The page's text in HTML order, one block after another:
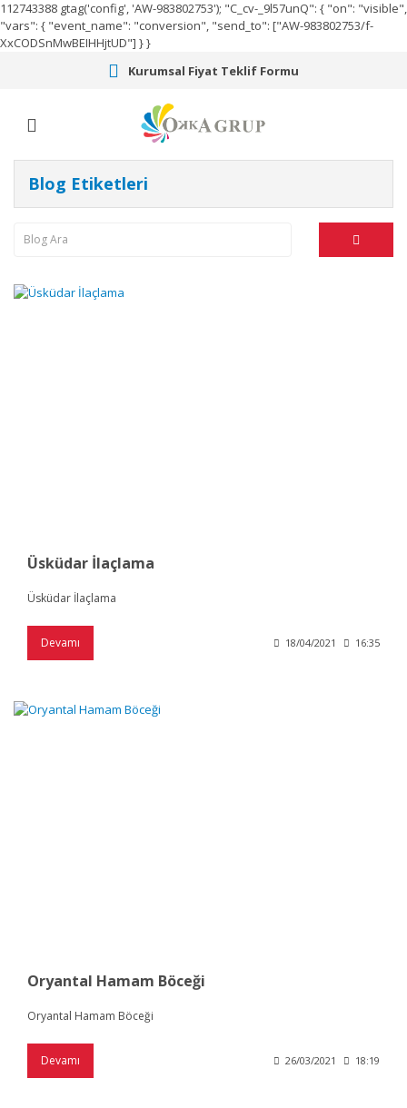
112743388 gtag('config', 'AW-983802753'); "C_cv-_9l57unQ": { "on": "visible",
"vars": { "event_name": "conversion", "send_to": ["AW-983802753/f-
XxCODSnMwBEIHHjtUD"] } }
Kurumsal Fiyat Teklif Formu
Blog Etiketleri
Üsküdar İlaçlama
Üsküdar İlaçlama
Devamı 18/04/2021 16:35
Oryantal Hamam Böceği
Oryantal Hamam Böceği
Devamı 26/03/2021 18:19